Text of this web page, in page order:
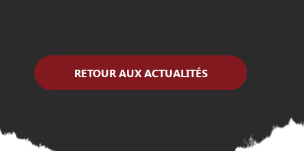
RETOUR AUX ACTUALITÉS